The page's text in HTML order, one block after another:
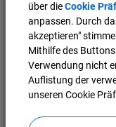
über dieCookie
anpassen. Durch
akzeptieren"
Mithilfe des Buttons
Verwendung nicht
Auflistung der
unseren Cookie